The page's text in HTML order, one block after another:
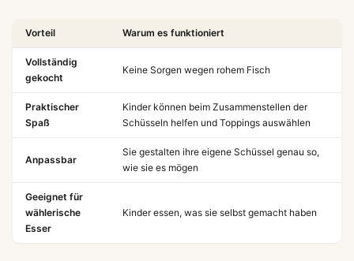
Vorteil Warum es funktioniert
Vollständig
gekocht
Keine Sorgen wegen rohem Fisch
Praktischer
Spaß
Kinder können beim Zusammenstellen der
Schüsseln helfen und Toppings auswählen
Anpassbar
Sie gestalten ihre eigene Schüssel genau so,
wie sie es mögen
Geeignet für
wählerische
Esser
Kinder essen, was sie selbst gemacht haben